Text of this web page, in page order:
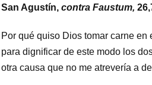
San Agustín,contra Faustum,
Por qué quiso Dios tomar carne
para dignificar de este modo los
otra causa que no me atrevería a